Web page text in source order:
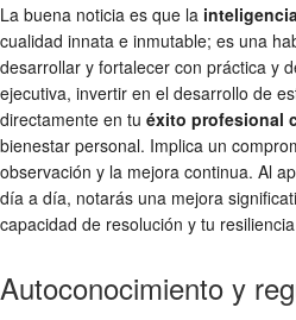
La buena noticia es que la
cualidad innata e inmutable; es una
desarrollar y fortalecer con práctica y
ejecutiva, invertir en el desarrollo de
directamente en tu éxito profesional
bienestar personal. Implica un
observación y la mejora continua. Al
día a día, notarás una mejora
capacidad de resolución y tu
Autoconocimiento y